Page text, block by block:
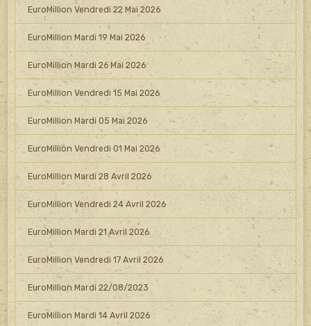
EuroMillion Vendredi 22 Mai 2026
EuroMillion Mardi 19 Mai 2026
EuroMillion Mardi 26 Mai 2026
EuroMillion Vendredi 15 Mai 2026
EuroMillion Mardi 05 Mai 2026
EuroMillion Vendredi 01 Mai 2026
EuroMillion Mardi 28 Avril 2026
EuroMillion Vendredi 24 Avril 2026
EuroMillion Mardi 21 Avril 2026
EuroMillion Vendredi 17 Avril 2026
EuroMillion Mardi 22/08/2023
EuroMillion Mardi 14 Avril 2026